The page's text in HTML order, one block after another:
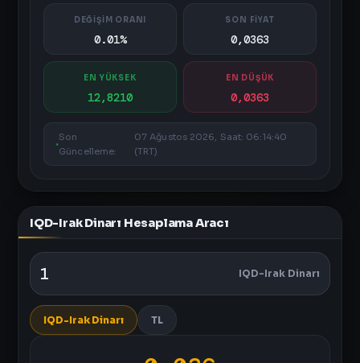
DEĞİŞİM ORANI
0.01%
SON FİYAT
0,0363
EN YÜKSEK
12,8210
EN DÜŞÜK
0,0363
Son
Güncelleme:
07 Ağustos 2026, Saat: 06:14:40
(TRT)
IQD-Irak Dinarı Hesaplama Aracı
IQD-Irak Dinarı
IQD-Irak Dinarı TL